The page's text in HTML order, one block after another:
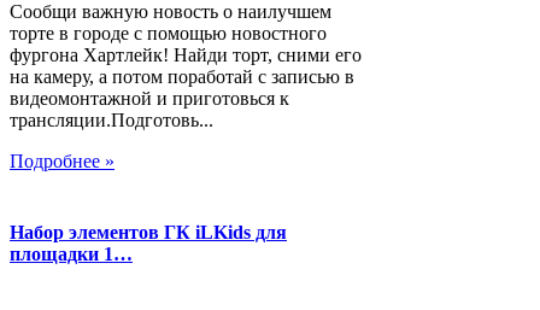
Сообщи важную новость о наилучшем
торте в городе с помощью новостного
фургона Хартлейк! Найди торт, сними его
на камеру, а потом поработай с записью в
видеомонтажной и приготовься к
трансляции.Подготовь...
Подробнее »
Набор элементов ГК iLKids для
площадки 1…